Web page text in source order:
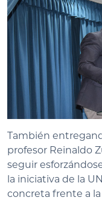
También
profesor Reinaldo
seguir
la iniciativa de la
concreta frente a